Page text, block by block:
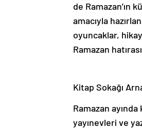
de Ramazan’ın
amacıyla
oyuncaklar,
Ramazan
Kitap Sokağı
Ramazan
yayınevleri ve